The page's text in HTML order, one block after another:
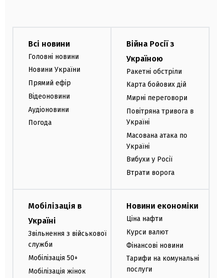
Всі новини
Головні новини
Новини України
Прямий ефір
Відеоновини
Аудіоновини
Погода
Війна Росії з
Україною
Ракетні обстріли
Карта бойових дій
Мирні переговори
Повітряна тривога в
Україні
Масована атака по
Україні
Вибухи у Росії
Втрати ворога
Мобілізація в
Україні
Звільнення з військової
служби
Мобілізація 50+
Мобілізація жінок
Новини економіки
Ціна нафти
Курси валют
Фінансові новини
Тарифи на комунальні
послуги